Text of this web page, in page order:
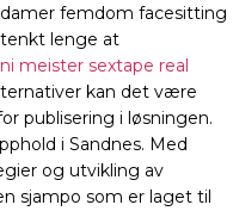
femdom facesitting
lenge at
meister sextape real
kan det være
publisering i løsningen.
i Sandnes. Med
og utvikling av
sjampo som er laget til